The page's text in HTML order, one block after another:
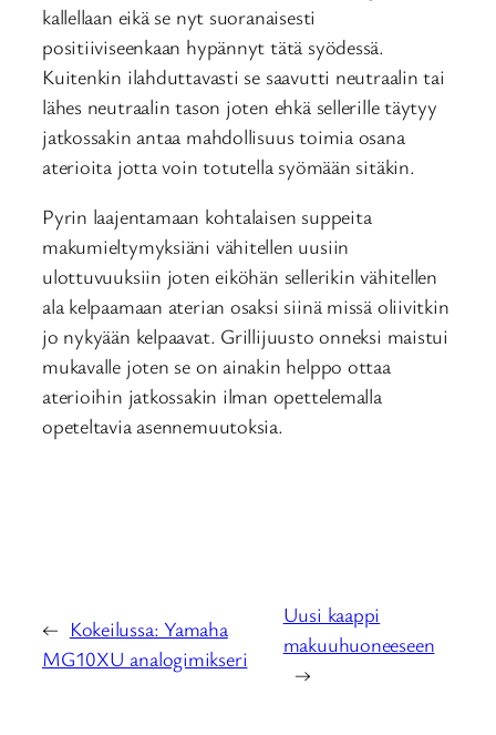
kallellaan eikä se nyt suoranaisesti
positiiviseenkaan hypännyt tätä syödessä.
Kuitenkin ilahduttavasti se saavutti neutraalin tai
lähes neutraalin tason joten ehkä sellerille täytyy
jatkossakin antaa mahdollisuus toimia osana
aterioita jotta voin totutella syömään sitäkin.
Pyrin laajentamaan kohtalaisen suppeita
makumieltymyksiäni vähitellen uusiin
ulottuvuuksiin joten eiköhän sellerikin vähitellen
ala kelpaamaan aterian osaksi siinä missä oliivitkin
jo nykyään kelpaavat. Grillijuusto onneksi maistui
mukavalle joten se on ainakin helppo ottaa
aterioihin jatkossakin ilman opettelemalla
opeteltavia asennemuutoksia.
← Kokeilussa: Yamaha
MG10XU analogimikseri
Uusi kaappi
makuuhuoneeseen
→